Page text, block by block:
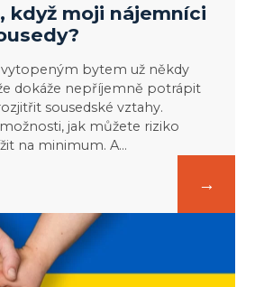
když moji nájemníci
vytopeným bytem už někdy
dokáže nepříjemně potrápit
sousedské vztahy.
jak můžete riziko
na minimum. A…